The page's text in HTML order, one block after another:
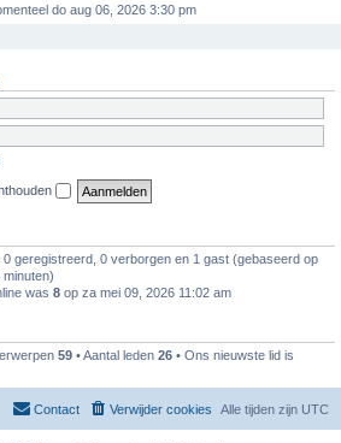
do aug 06, 2026 3:30 pm
0 geregistreerd, 0 verborgen en 1 gast (gebaseerd op
was 8 op za mei 09, 2026 11:02 am
59 • Aantal leden 26 • Ons nieuwste lid is
Alle tijden zijn UTC
Verwijder cookies
Contact